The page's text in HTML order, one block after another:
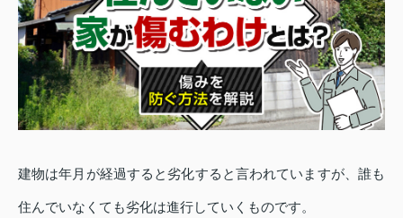
建物は年月が経過すると劣化すると言われていますが、誰も
住んでいなくても劣化は進行していくものです。